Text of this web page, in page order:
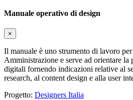
Manuale operativo di design
×
Il manuale è uno strumento di lavoro
Amministrazione e serve ad orientare la
digitali fornendo indicazioni relative al
research, al content design e alla user
Progetto: Designers Italia